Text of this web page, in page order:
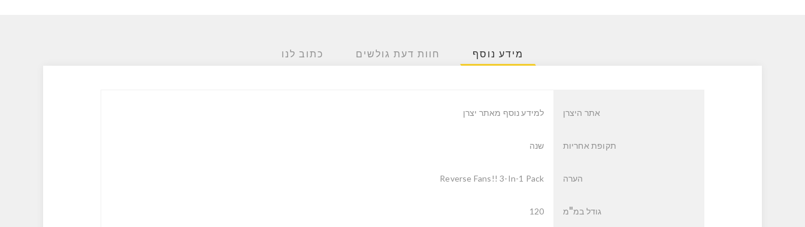
מידע נוסף חוות דעת גולשים כתוב לנו
אתר היצרן למידע נוסף מאתר יצרן
תקופת אחריות שנה
הערה Reverse Fans!! 3-In-1 Pack
גודל במ"מ 120